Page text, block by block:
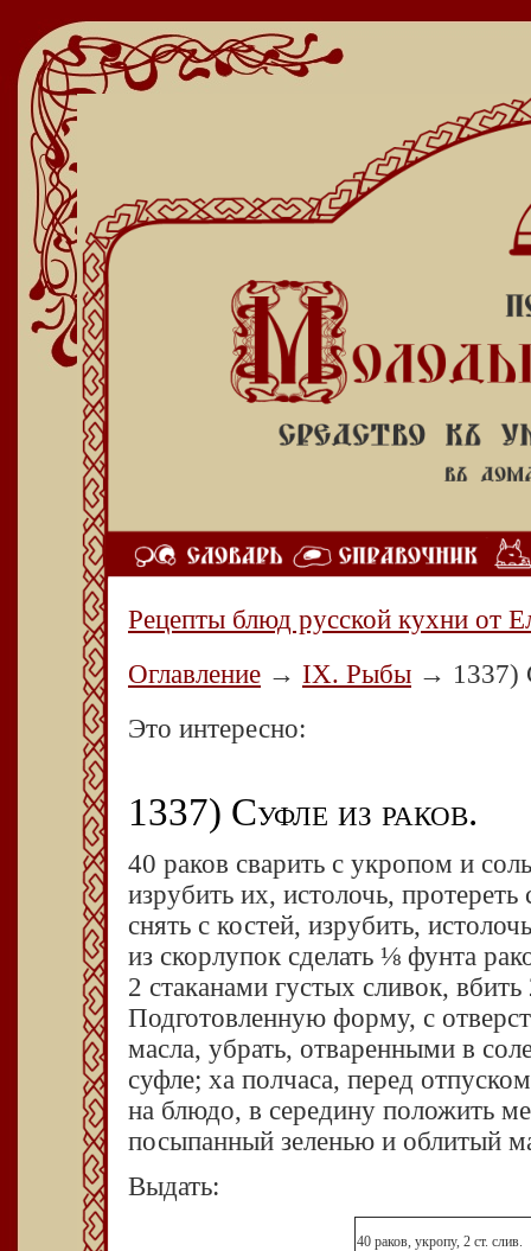
Рецепты блюд русской кухни от
Оглавление → IX. Рыбы → 1337)
Это интересно:
1337) Суфле из раков.
40 раков сварить с укропом и
изрубить их, истолочь, протереть
снять с костей, изрубить,
из скорлупок сделать ⅛ фунта
2 стаканами густых сливок,
Подготовленную форму, с
масла, убрать, отваренными в
суфле; ха полчаса, перед
на блюдо, в середину положить
посыпанный зеленью и облитый
Выдать:
40 раков, укропу, 2 ст. слив.